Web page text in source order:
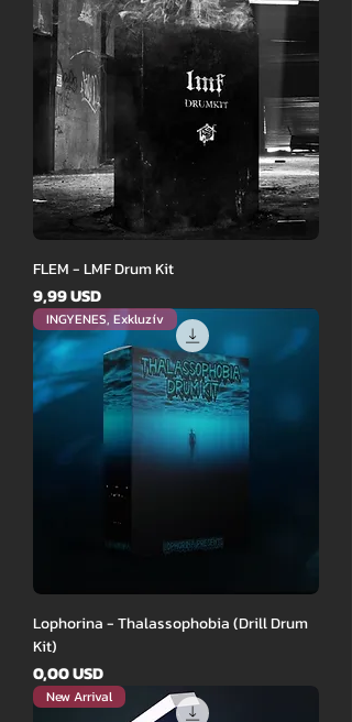
FLEM - LMF Drum Kit
Ár
9,99 USD
INGYENES, Exkluzív
Lophorina - Thalassophobia (Drill Drum
Kit)
Ár
0,00 USD
New Arrival